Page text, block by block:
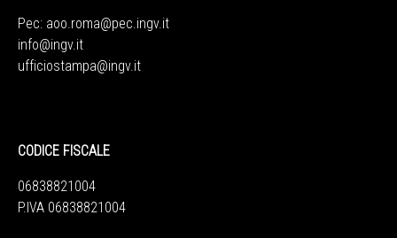
Pec: aoo.roma@pec.ingv.it
info@ingv.it
ufficiostampa@ingv.it
CODICE FISCALE
06838821004
P.IVA 06838821004